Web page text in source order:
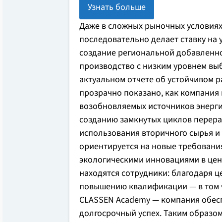
Узнать больше
Даже в сложных рыночных условиях
последовательно делает ставку на
создание региональной
производство с низким уровнем
актуальном отчете об устойчивом
прозрачно показано, как компания
возобновляемых источников
созданию замкнутых циклов
использования вторичного сырья
ориентируется на новые
экологическими инновациями в
находятся сотрудники: благодаря
повышению квалификации — в том
CLASSEN Academy — компания
долгосрочный успех. Таким